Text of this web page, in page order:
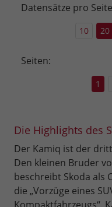
Datensätze pro
10 20
Seiten:
1
Die Highlights des
Der Kamiq ist der
Den kleinen Bruder
beschreibt Skoda als
die „Vorzüge eines